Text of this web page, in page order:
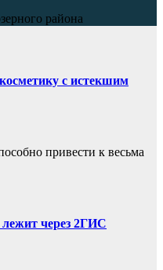
района
с истекшим
привести к весьма
через 2ГИС